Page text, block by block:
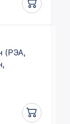
(РЭА,